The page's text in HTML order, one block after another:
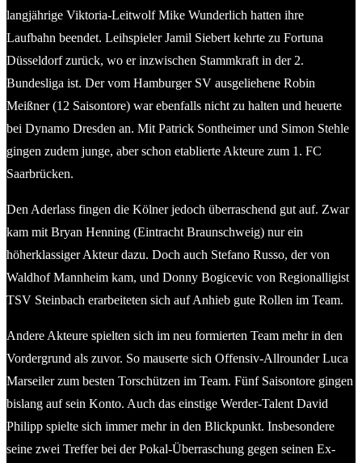
langjährige Viktoria-Leitwolf Mike Wunderlich hatten ihre
Laufbahn beendet. Leihspieler Jamil Siebert kehrte zu Fortuna
Düsseldorf zurück, wo er inzwischen Stammkraft in der 2.
Bundesliga ist. Der vom Hamburger SV ausgeliehene Robin
Meißner (12 Saisontore) war ebenfalls nicht zu halten und heuerte
bei Dynamo Dresden an. Mit Patrick Sontheimer und Simon Stehle
gingen zudem junge, aber schon etablierte Akteure zum 1. FC
Saarbrücken.
Den Aderlass fingen die Kölner jedoch überraschend gut auf. Zwar
kam mit Bryan Henning (Eintracht Braunschweig) nur ein
höherklassiger Akteur dazu. Doch auch Stefano Russo, der von
Waldhof Mannheim kam, und Donny Bogicevic von Regionalligist
TSV Steinbach erarbeiteten sich auf Anhieb gute Rollen im Team.
Andere Akteure spielten sich im neu formierten Team mehr in den
Vordergrund als zuvor. So mauserte sich Offensiv-Allrounder Luca
Marseiler zum besten Torschützen im Team. Fünf Saisontore gingen
bislang auf sein Konto. Auch das einstige Werder-Talent David
Philipp spielte sich immer mehr in den Blickpunkt. Insbesondere
seine zwei Treffer bei der Pokal-Überraschung gegen seinen Ex-